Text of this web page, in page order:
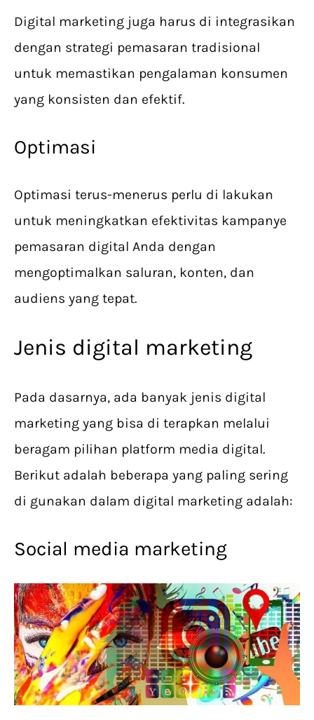
Digital marketing juga harus di integrasikan
dengan strategi pemasaran tradisional
untuk memastikan pengalaman konsumen
yang konsisten dan efektif.
Optimasi
Optimasi terus-menerus perlu di lakukan
untuk meningkatkan efektivitas kampanye
pemasaran digital Anda dengan
mengoptimalkan saluran, konten, dan
audiens yang tepat.
Jenis digital marketing
Pada dasarnya, ada banyak jenis digital
marketing yang bisa di terapkan melalui
beragam pilihan platform media digital.
Berikut adalah beberapa yang paling sering
di gunakan dalam digital marketing adalah:
Social media marketing